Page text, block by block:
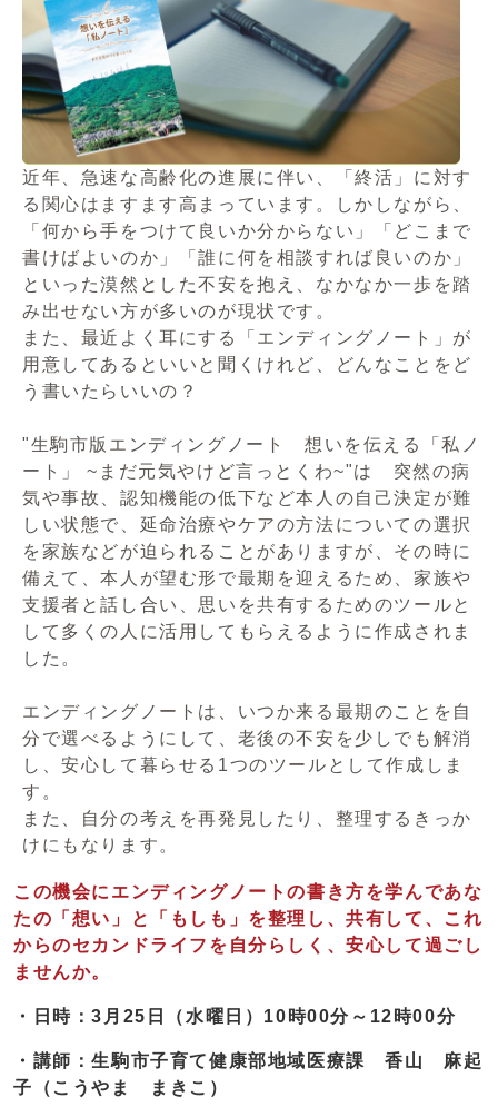
近年、急速な高齢化の進展に伴い、「終活」に対す
る関心はますます高まっています。しかしながら、
「何から手をつけて良いか分からない」「どこまで
書けばよいのか」「誰に何を相談すれば良いのか」
といった漠然とした不安を抱え、なかなか一歩を踏
み出せない方が多いのが現状です。
また、最近よく耳にする「エンディングノート」が
用意してあるといいと聞くけれど、どんなことをど
う書いたらいいの？
"生駒市版エンディングノート 想いを伝える「私ノ
ート」 ~まだ元気やけど言っとくわ~"は 突然の病
気や事故、認知機能の低下など本人の自己決定が難
しい状態で、延命治療やケアの方法についての選択
を家族などが迫られることがありますが、その時に
備えて、本人が望む形で最期を迎えるため、家族や
支援者と話し合い、思いを共有するためのツールと
して多くの人に活用してもらえるように作成されま
した。
エンディングノートは、いつか来る最期のことを自
分で選べるようにして、老後の不安を少しでも解消
し、安心して暮らせる1つのツールとして作成しま
す。
また、自分の考えを再発見したり、整理するきっか
けにもなります。
この機会にエンディングノートの書き方を学んであな
たの「想い」と「もしも」を整理し、共有して、これ
からのセカンドライフを自分らしく、安心して過ごし
ませんか。
・日時：3月25日（水曜日）10時00分～12時00分
・講師：生駒市子育て健康部地域医療課 香山 麻起
子（こうやま まきこ）